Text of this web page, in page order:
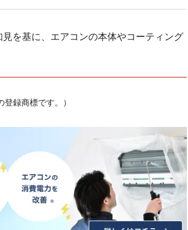
を基に、エアコンの本体やコーティング
録商標です。）